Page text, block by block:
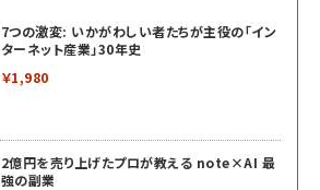
7つの激変: いかがわしい者たちが主役の「イン
ターネット産業」30年史
￥1,980
2億円を売り上げたプロが教える note×AI 最
強の副業